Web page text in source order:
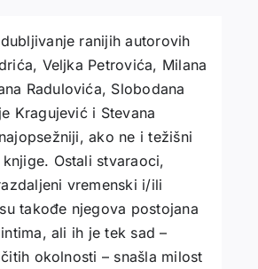
ranijih autorovih
Veljka Petrovića, Milana
Radulovića, Slobodana
Kragujević i Stevana
ako ne i težišni
Ostali stvaraoci,
vremenski i/ili
takođe njegova postojana
ali ih je tek sad –
okolnosti – snašla milost